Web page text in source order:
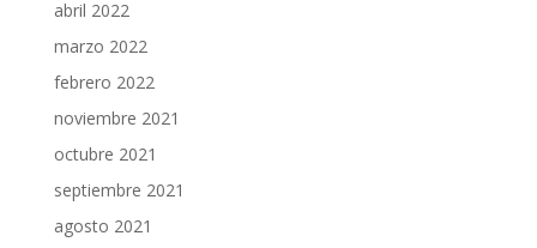
abril 2022
marzo 2022
febrero 2022
noviembre 2021
octubre 2021
septiembre 2021
agosto 2021